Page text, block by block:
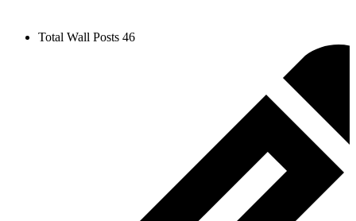
Total Wall Posts 46